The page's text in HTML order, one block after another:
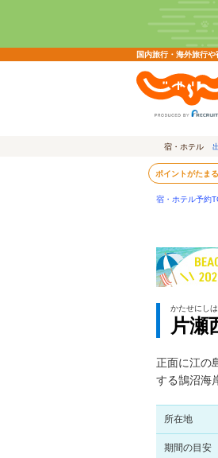
国内旅行・海外旅行
宿・ホテル
ポイントがたま
宿・ホテル予約
かたせにし
片瀬
正面に江の
する鵠沼海
所在地
期間の目安